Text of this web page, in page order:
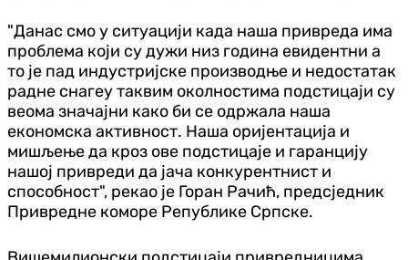
"Данас смо у ситуацији када наша привреда има
проблема који су дужи низ година евидентни а
то је пад индустријске производње и недостатак
радне снагеу таквим околностима подстицаји су
веома значајни како би се одржала наша
економска активност. Наша оријентација и
мишљење да кроз ове подстицаје и гаранцију
нашој привреди да јача конкурентнист и
способност", рекао је Горан Рачић, предсједник
Привредне коморе Републике Српске.